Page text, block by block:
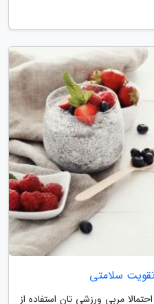
سلامتی
مربی ورزشی تان استفاده از